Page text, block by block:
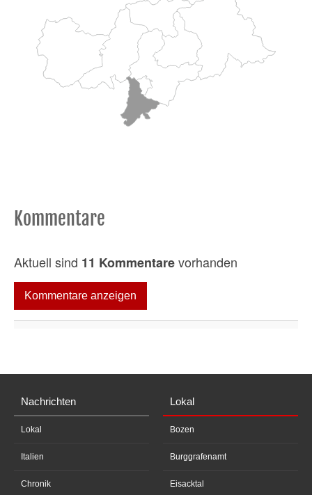
Kommentare
Aktuell sind 11 Kommentarevorhanden
Kommentare anzeigen
Nachrichten
Lokal
Italien
Chronik
Lokal
Bozen
Burggrafenamt
Eisacktal